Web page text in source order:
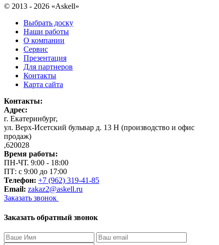
© 2013 - 2026 «Askell»
Выбрать доску
Наши работы
О компании
Сервис
Презентация
Для партнеров
Контакты
Карта сайта
Контакты:
Адрес:
г. Екатеринбург,
ул. Верх-Исетский бульвар д. 13 Н (производство и офис
продаж)
,620028
Время работы:
ПН-ЧТ. 9:00 - 18:00
ПТ: с 9:00 до 17:00
Телефон: +7 (962) 319-41-85
Email: zakaz2@askell.ru
Заказать звонок
Заказать обратный звонок